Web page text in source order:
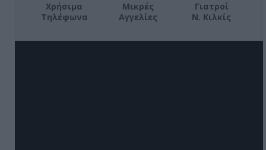
Χρήσιμα
Τηλέφωνα
Μικρές
Αγγελίες
Γιατροί
Ν. Κιλκίς